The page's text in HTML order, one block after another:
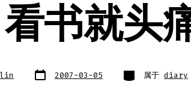
看书就头
文
章 2007-03-05 类
别 属于 diary